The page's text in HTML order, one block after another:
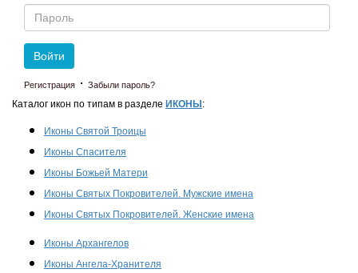
Пароль
Войти
Регистрация · Забыли пароль?
Каталог икон по типам в разделе ИКОНЫ :
Иконы Святой Троицы
Иконы Спасителя
Иконы Божьей Матери
Иконы Святых Покровителей. Мужские имена
Иконы Святых Покровителей. Женские имена
Иконы Архангелов
Иконы Ангела-Хранителя